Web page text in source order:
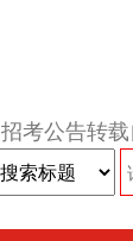
招考公告转